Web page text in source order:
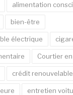
alimentation
bien-être
électrique
Courtier
crédit renouvelable
entretien